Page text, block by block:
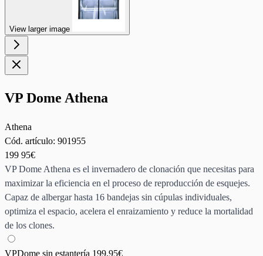
View larger image
VP Dome Athena
Athena
Cód. artículo: 901955
199 95€
VP Dome Athena es el invernadero de clonación que necesitas para
maximizar la eficiencia en el proceso de reproducción de esquejes.
Capaz de albergar hasta 16 bandejas sin cúpulas individuales,
optimiza el espacio, acelera el enraizamiento y reduce la mortalidad
de los clones.
VPDome sin estantería 199,95€